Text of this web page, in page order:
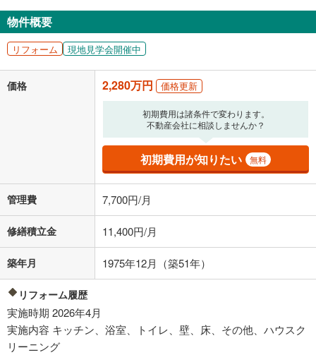
ボーナス払いの限度額は金融機関によって異なります。
閉じる
月々の返済額
ローン返済額 59,185円（頭金比率
上、ご自身での入力をお願いいたします。初期設定で自動入力されてい
る値は、実際の金融機関等における貸出金利とは何ら関係がなく、実際
の金融機関等における貸出金利を何ら保証するものではありません。返
済方法「元利均等返済」にて算出しております。入力された金利を35年
適用した場合の計算結果を表示しています。
す。
条件によってお借り入れができないことがあります。
不動産会社に購入相談をする 無料
物件概要
リフォーム 現地見学会開催中
価格 2,280万円 価格更新
初期費用は諸条件で変わります。
不動産会社に相談しませんか？
初期費用が知りたい 無料
管理費 7,700円/月
修繕積立金 11,400円/月
築年月 1975年12月（築51年）
リフォーム履歴
実施時期 2026年4月
実施内容 キッチン、浴室、トイレ、壁、床、その他、ハウスク
リーニング